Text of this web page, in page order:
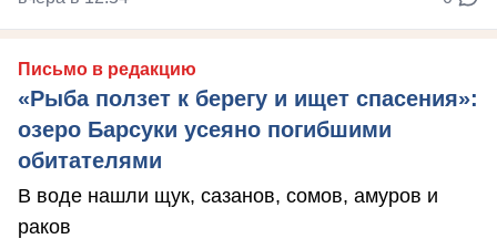
Письмо в редакцию
«Рыба ползет к берегу и ищет спасения»:
озеро Барсуки усеяно погибшими
обитателями
В воде нашли щук, сазанов, сомов, амуров и
раков